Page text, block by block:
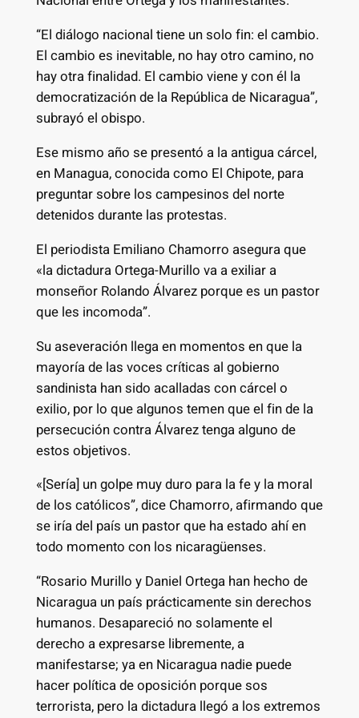
“El diálogo nacional tiene un solo fin: el cambio.
El cambio es inevitable, no hay otro camino, no
hay otra finalidad. El cambio viene y con él la
democratización de la República de Nicaragua”,
subrayó el obispo.
Ese mismo año se presentó a la antigua cárcel,
en Managua, conocida como El Chipote, para
preguntar sobre los campesinos del norte
detenidos durante las protestas.
El periodista Emiliano Chamorro asegura que
«la dictadura Ortega-Murillo va a exiliar a
monseñor Rolando Álvarez porque es un pastor
que les incomoda”.
Su aseveración llega en momentos en que la
mayoría de las voces críticas al gobierno
sandinista han sido acalladas con cárcel o
exilio, por lo que algunos temen que el fin de la
persecución contra Álvarez tenga alguno de
estos objetivos.
«[Sería] un golpe muy duro para la fe y la moral
de los católicos”, dice Chamorro, afirmando que
se iría del país un pastor que ha estado ahí en
todo momento con los nicaragüenses.
“Rosario Murillo y Daniel Ortega han hecho de
Nicaragua un país prácticamente sin derechos
humanos. Desapareció no solamente el
derecho a expresarse libremente, a
manifestarse; ya en Nicaragua nadie puede
hacer política de oposición porque sos
terrorista, pero la dictadura llegó a los extremos